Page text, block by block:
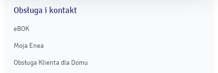
Obsługa i kontakt
eBOK
Moja Enea
Obsługa Klienta dla Domu